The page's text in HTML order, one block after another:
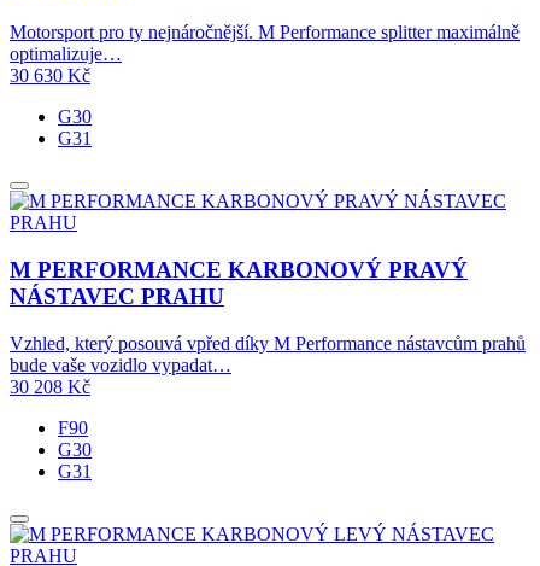
Motorsport pro ty nejnáročnější. M Performance splitter maximálně
optimalizuje…
30 630 Kč
G30
G31
M PERFORMANCE KARBONOVÝ PRAVÝ
NÁSTAVEC PRAHU
Vzhled, který posouvá vpřed díky M Performance nástavcům prahů
bude vaše vozidlo vypadat…
30 208 Kč
F90
G30
G31